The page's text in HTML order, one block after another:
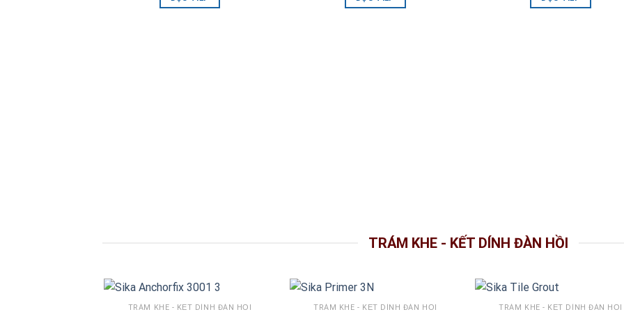
TRÁM KHE - KẾT DÍNH ĐÀN HỒI
TRÁM KHE - KẾT DÍNH ĐÀN HỒI TRÁM KHE - KẾT DÍNH ĐÀN HỒI TRÁM KHE - KẾT DÍNH ĐÀN HỒI